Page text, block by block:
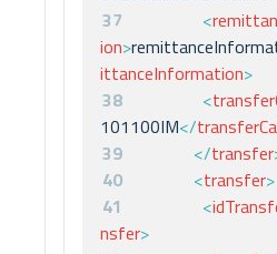
37
<
ion>
ittanceInformation>
38
<
101100IM</
39
</transfer
40
<transfer>
41
<
nsfer>